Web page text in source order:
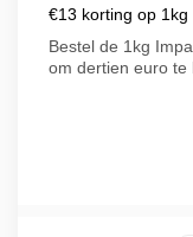
€13 korting op
Bestel de 1kg
om dertien euro te